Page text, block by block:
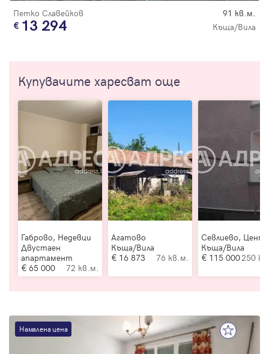
Петко Славейков 91 кв.м.
13 294 Къща/Вила
Купувачите харесват още
Габрово, Недевци
Двустаен
апартамент
65 000
72 кв.м.
Агатово
Къща/Вила
16 873
76 кв.м.
Севлиево,
Къща/Вила
115 000250
Намалена цена